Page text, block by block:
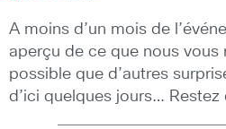
A moins d’un mois de
aperçu de ce que nous vous
possible que d’autres
d’ici quelques jours… Restez